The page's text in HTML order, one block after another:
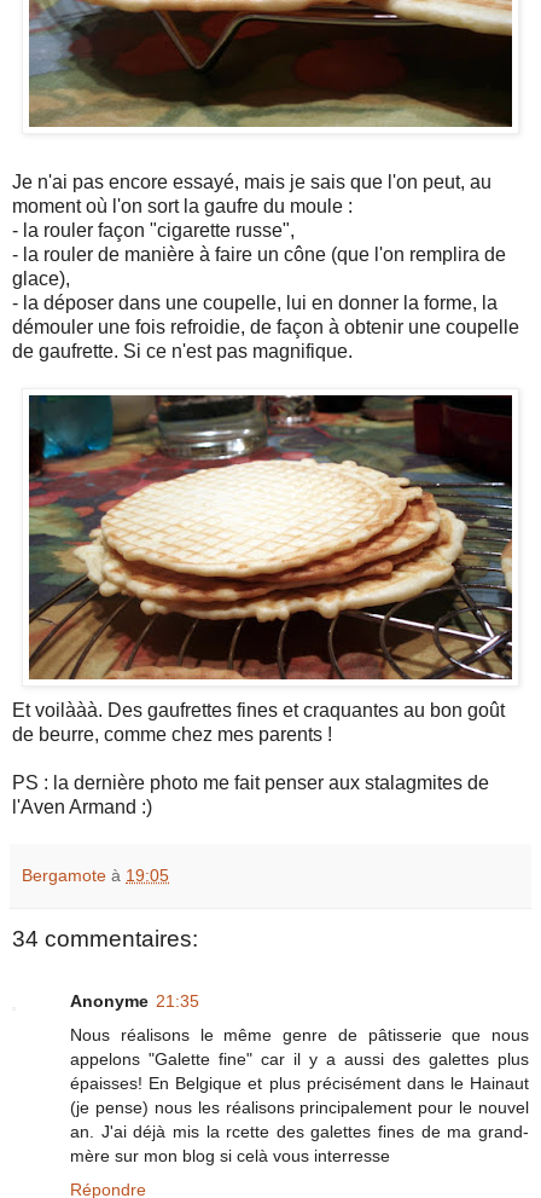
Je n'ai pas encore essayé, mais je sais que l'on peut, au
moment où l'on sort la gaufre du moule :
- la rouler façon "cigarette russe",
- la rouler de manière à faire un cône (que l'on remplira de
glace),
- la déposer dans une coupelle, lui en donner la forme, la
démouler une fois refroidie, de façon à obtenir une coupelle
de gaufrette. Si ce n'est pas magnifique.
Et voilààà. Des gaufrettes fines et craquantes au bon goût
de beurre, comme chez mes parents !
PS : la dernière photo me fait penser aux stalagmites de
l'Aven Armand :)
Bergamote à 19:05
34 commentaires:
Anonyme 21:35
Nous réalisons le même genre de pâtisserie que nous
appelons "Galette fine" car il y a aussi des galettes plus
épaisses! En Belgique et plus précisément dans le Hainaut
(je pense) nous les réalisons principalement pour le nouvel
an. J'ai déjà mis la rcette des galettes fines de ma grand-
mère sur mon blog si celà vous interresse
Répondre